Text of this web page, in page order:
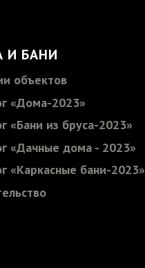
И БАНИ
объектов
«Дома-2023»
«Бани из бруса-2023»
«Дачные дома - 2023»
«Каркасные бани-2023»